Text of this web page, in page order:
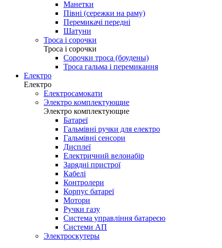
Манетки
Півні (сережки на раму)
Перемикачі передні
Шатуни
Троса і сорочки
Троса і сорочки
Сорочки троса (боудены)
Троса гальма і перемикання
Електро
Електро
Електросамокати
Электро комплектующие
Электро комплектующие
Батареї
Гальмівні ручки для електро
Гальмівні сенсори
Дисплеї
Електричний велонабір
Зарядні пристрої
Кабелі
Контролери
Корпус батареї
Мотори
Ручки газу
Система управління батареєю
Системи АП
Электроскутеры